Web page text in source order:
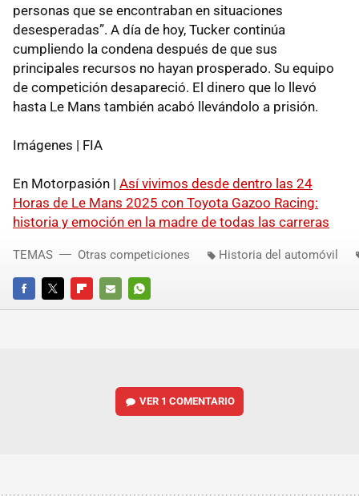
personas que se encontraban en situaciones
desesperadas”. A día de hoy, Tucker continúa
cumpliendo la condena después de que sus
principales recursos no hayan prosperado. Su equipo
de competición desapareció. El dinero que lo llevó
hasta Le Mans también acabó llevándolo a prisión.
Imágenes | FIA
En Motorpasión | Así vivimos desde dentro las 24
Horas de Le Mans 2025 con Toyota Gazoo Racing:
historia y emoción en la madre de todas las carreras
FACEBOOKTWITTERFLIPBOARD
E-
WHATSAPP
TEMAS Otras competiciones Historia del automóvil
VER 1 COMENTARIO